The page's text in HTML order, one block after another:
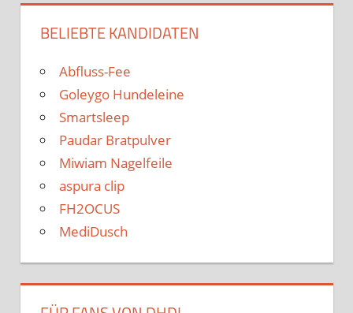
BELIEBTE KANDIDATEN
Abfluss-Fee
Goleygo Hundeleine
Smartsleep
Paudar Bratpulver
Miwiam Nagelfeile
aspura clip
FH2OCUS
MediDusch